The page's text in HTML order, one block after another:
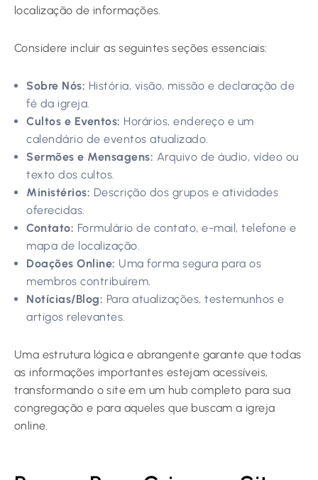
localização de informações.
Considere incluir as seguintes seções essenciais:
Sobre Nós: História, visão, missão e declaração de
fé da igreja.
Cultos e Eventos: Horários, endereço e um
calendário de eventos atualizado.
Sermões e Mensagens: Arquivo de áudio, vídeo ou
texto dos cultos.
Ministérios: Descrição dos grupos e atividades
oferecidas.
Contato: Formulário de contato, e-mail, telefone e
mapa de localização.
Doações Online: Uma forma segura para os
membros contribuírem.
Notícias/Blog: Para atualizações, testemunhos e
artigos relevantes.
Uma estrutura lógica e abrangente garante que todas
as informações importantes estejam acessíveis,
transformando o site em um hub completo para sua
congregação e para aqueles que buscam a igreja
online.